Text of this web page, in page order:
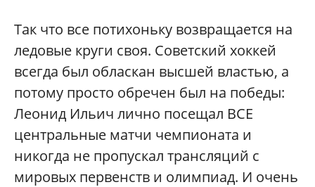
Так что все потихоньку возвращается на
ледовые круги своя. Советский хоккей
всегда был обласкан высшей властью, а
потому просто обречен был на победы:
Леонид Ильич лично посещал ВСЕ
центральные матчи чемпионата и
никогда не пропускал трансляций с
мировых первенств и олимпиад. И очень